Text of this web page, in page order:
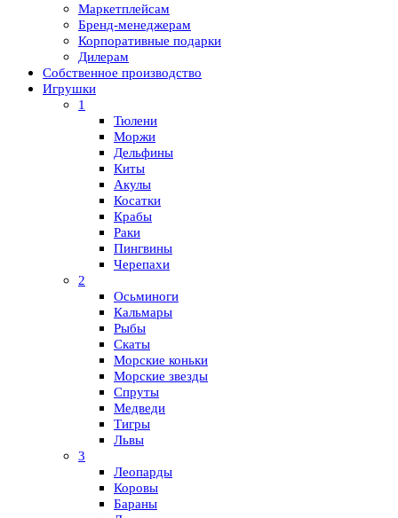
Маркетплейсам
Бренд-менеджерам
Корпоративные подарки
Дилерам
Собственное производство
Игрушки
1
Тюлени
Моржи
Дельфины
Киты
Акулы
Косатки
Крабы
Раки
Пингвины
Черепахи
2
Осьминоги
Кальмары
Рыбы
Скаты
Морские коньки
Морские звезды
Спруты
Медведи
Тигры
Львы
3
Леопарды
Коровы
Бараны